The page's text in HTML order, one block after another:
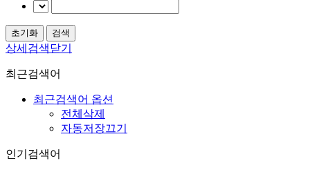
상세검색닫기
최근검색어
최근검색어 옵션
전체삭제
자동저장끄기
인기검색어